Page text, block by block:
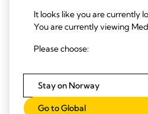
It looks like you are currently
You are currently viewing
Please choose:
Stay on Norway
Go to Global